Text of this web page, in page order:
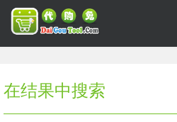
在结果中搜索